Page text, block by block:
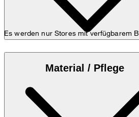
Es werden nur Stores mit verfügbarem
Das Model trägt die Grösse 36 bei
cm, einem Brustumfang von 83 cm,
Maßtabelle
Material / Pflege